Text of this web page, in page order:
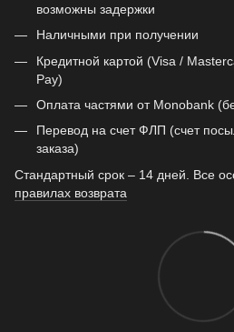
возможны задержки
Наличными при получении
Кредитной картой (Visa /
Pay)
Оплата частями от Monobank
Перевод на счет ФЛП (счет
заказа)
Стандартный срок – 14 дней. Все
правилах возврата